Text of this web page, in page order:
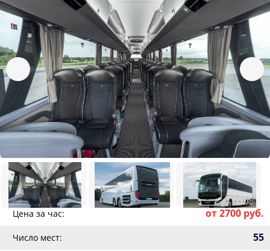
Цена за час: от 2700 руб.
Число мест: 55